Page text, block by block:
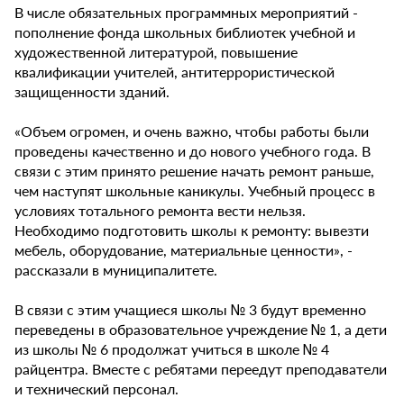
В числе обязательных программных мероприятий -
пополнение фонда школьных библиотек учебной и
художественной литературой, повышение
квалификации учителей, антитеррористической
защищенности зданий.
«Объем огромен, и очень важно, чтобы работы были
проведены качественно и до нового учебного года. В
связи с этим принято решение начать ремонт раньше,
чем наступят школьные каникулы. Учебный процесс в
условиях тотального ремонта вести нельзя.
Необходимо подготовить школы к ремонту: вывезти
мебель, оборудование, материальные ценности», -
рассказали в муниципалитете.
В связи с этим учащиеся школы № 3 будут временно
переведены в образовательное учреждение № 1, а дети
из школы № 6 продолжат учиться в школе № 4
райцентра. Вместе с ребятами переедут преподаватели
и технический персонал.